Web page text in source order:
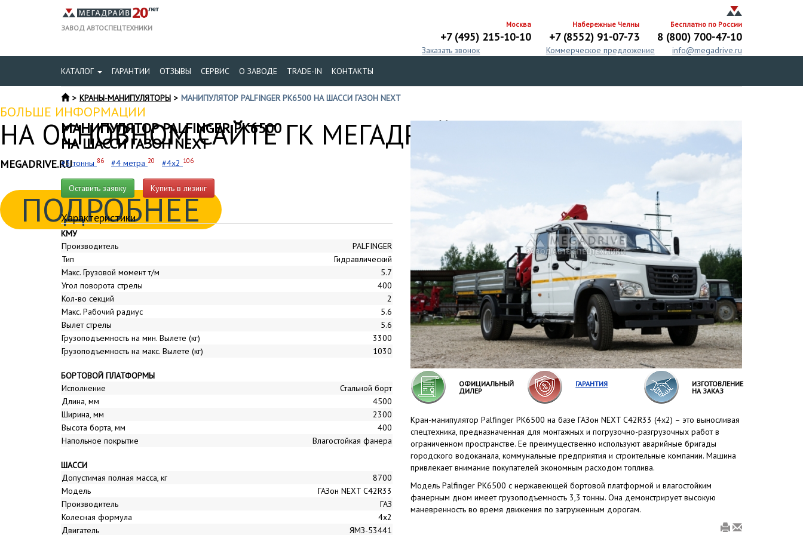
ЗАВОД АВТОСПЕЦТЕХНИКИ Бесплатно по России
8 (800) 700-47-10
Набережные Челны
+7 (8552) 91-07-73
Москва
+7 (495) 215-10-10
Заказать звонок Коммерческое предложение
info@megadrive.ru
КАТАЛОГ
ГАРАНТИИ ОТЗЫВЫ СЕРВИС О ЗАВОДЕ TRADE-IN КОНТАКТЫ
БОЛЬШЕ ИНФОРМАЦИИ
НА ОСНОВНОМ САЙТЕ ГК МЕГАДРАЙВ
MEGADRIVE.RU
ПОДРОБНЕЕ
КРАНЫ-МАНИПУЛЯТОРЫ МАНИПУЛЯТОР PALFINGER PK6500 НА ШАССИ ГАЗОН NEXT
МАНИПУЛЯТОР PALFINGER PK6500
НА ШАССИ ГАЗОН NEXT
#3 тонны 86 #4 метра 20 #4x2 106
Оставить заявку Купить в лизинг
Характеристики
КМУ
Производитель
PALFINGER
Тип
Гидравлический
Макс. Грузовой момент т/м
5.7
Угол поворота стрелы
400
Кол-во секций
2
Макс. Рабочий радиус
5.6
Вылет стрелы
5.6
Грузоподъемность на мин. Вылете (кг)
3300
Грузоподъемность на макс. Вылете (кг)
1030
БОРТОВОЙ ПЛАТФОРМЫ
Исполнение
Стальной борт
Длина, мм
4500
Ширина, мм
2300
Высота борта, мм
400
Напольное покрытие
Влагостойкая фанера
ШАССИ
Допустимая полная масса, кг
8700
Модель
ГАЗон NEXT С42R33
Производитель
ГАЗ
Колесная формула
4x2
Двигатель
ЯМЗ-53441
ОФИЦИАЛЬНЫЙ
ДИЛЕР
ГАРАНТИЯ
ИЗГОТОВЛЕНИЕ
НА ЗАКАЗ
Кран-манипулятор Palfinger PK6500 на базе ГАЗон NEXT С42R33 (4x2) – это выносливая
спецтехника, предназначенная для монтажных и погрузочно-разгрузочных работ в
ограниченном пространстве. Ее преимущественно используют аварийные бригады
городского водоканала, коммунальные предприятия и строительные компании. Машина
привлекает внимание покупателей экономным расходом топлива.
Модель Palfinger PK6500 с нержавеющей бортовой платформой и влагостойким
фанерным дном имеет грузоподъемность 3,3 тонны. Она демонстрирует высокую
маневренность во время движения по загруженным дорогам.